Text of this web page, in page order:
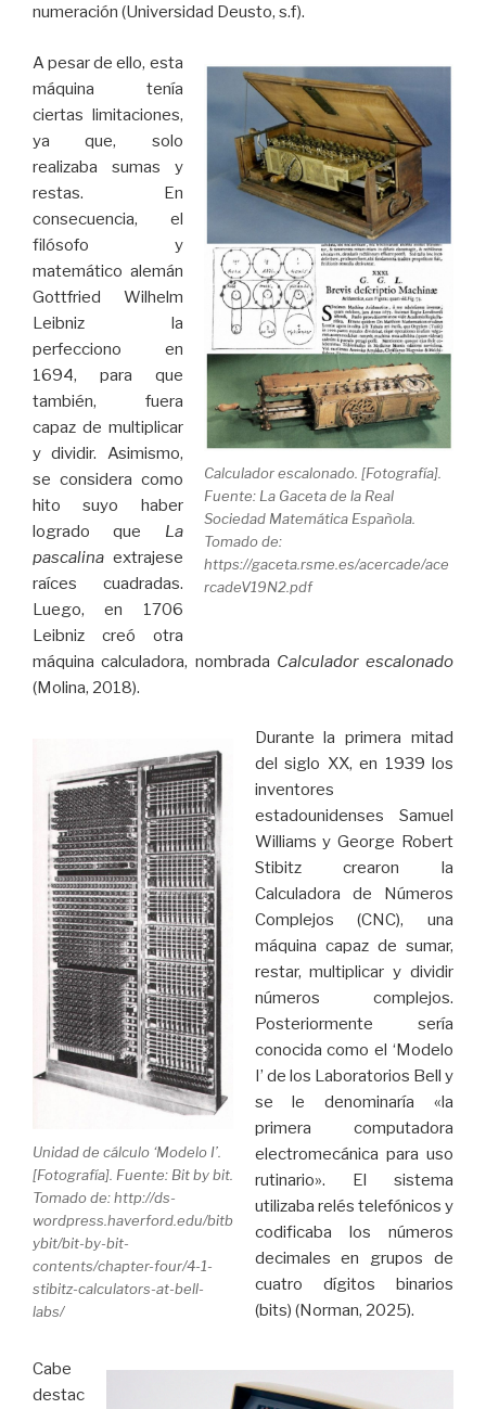
numeración (Universidad Deusto, s.f).
Calculador escalonado. [Fotografía].
Fuente: La Gaceta de la Real
Sociedad Matemática Española.
Tomado de:
https://gaceta.rsme.es/acercade/ace
rcadeV19N2.pdf
A pesar de ello, esta
máquina tenía
ciertas limitaciones,
ya que, solo
realizaba sumas y
restas. En
consecuencia, el
filósofo y
matemático alemán
Gottfried Wilhelm
Leibniz la
perfecciono en
1694, para que
también, fuera
capaz de multiplicar
y dividir. Asimismo,
se considera como
hito suyo haber
logrado que La
pascalina extrajese
raíces cuadradas.
Luego, en 1706
Leibniz creó otra
máquina calculadora, nombrada Calculador escalonado
(Molina, 2018).
Unidad de cálculo ‘Modelo I’.
[Fotografía]. Fuente: Bit by bit.
Tomado de: http://ds-
wordpress.haverford.edu/bitb
ybit/bit-by-bit-
contents/chapter-four/4-1-
stibitz-calculators-at-bell-
labs/
Durante la primera mitad
del siglo XX, en 1939 los
inventores
estadounidenses Samuel
Williams y George Robert
Stibitz crearon la
Calculadora de Números
Complejos (CNC), una
máquina capaz de sumar,
restar, multiplicar y dividir
números complejos.
Posteriormente sería
conocida como el ‘Modelo
I’ de los Laboratorios Bell y
se le denominaría «la
primera computadora
electromecánica para uso
rutinario». El sistema
utilizaba relés telefónicos y
codificaba los números
decimales en grupos de
cuatro dígitos binarios
(bits) (Norman, 2025).
Cabe
destac